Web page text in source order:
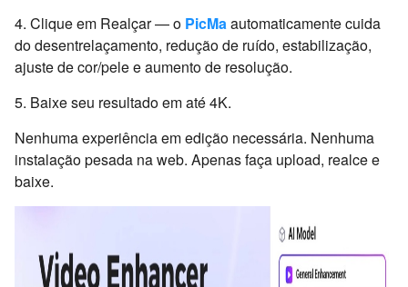
4. Clique em Realçar — o PicMaautomaticamente cuida
do desentrelaçamento, redução de ruído, estabilização,
ajuste de cor/pele e aumento de resolução.
5. Baixe seu resultado em até 4K.
Nenhuma experiência em edição necessária. Nenhuma
instalação pesada na web. Apenas faça upload, realce e
baixe.